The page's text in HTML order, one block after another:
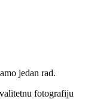
jedan rad.
fotografiju